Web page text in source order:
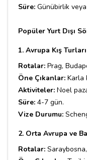
Süre: Günübirlik
Popüler Yurt Dışı
1. Avrupa Kış Turları
Rotalar: Prag,
Öne Çıkanlar: Karla
Aktiviteler: Noel
Süre: 4-7 gün.
Vize Durumu:
2. Orta Avrupa ve
Rotalar: